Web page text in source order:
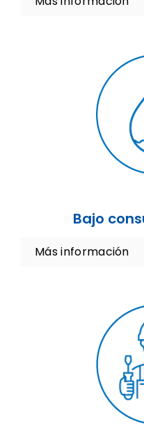
Bajo
Más información